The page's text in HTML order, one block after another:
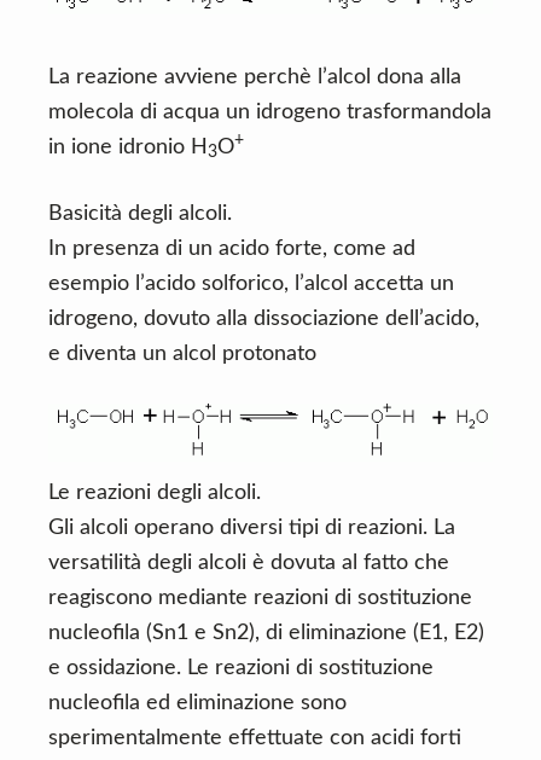
La reazione avviene perchè l’alcol dona alla
molecola di acqua un idrogeno trasformandola
in ione idronio H 3O+
Basicità degli alcoli.
In presenza di un acido forte, come ad
esempio l’acido solforico, l’alcol accetta un
idrogeno, dovuto alla dissociazione dell’acido,
e diventa un alcol protonato
Le reazioni degli alcoli.
Gli alcoli operano diversi tipi di reazioni. La
versatilità degli alcoli è dovuta al fatto che
reagiscono mediante reazioni di sostituzione
nucleofila (Sn1 e Sn2), di eliminazione (E1, E2)
e ossidazione. Le reazioni di sostituzione
nucleofila ed eliminazione sono
sperimentalmente effettuate con acidi forti